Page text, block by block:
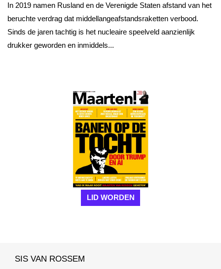
In 2019 namen Rusland en de Verenigde Staten afstand van het
beruchte verdrag dat middellangeafstandsraketten verbood.
Sinds de jaren tachtig is het nucleaire speelveld aanzienlijk
drukker geworden en inmiddels...
LID WORDEN
SIS VAN ROSSEM